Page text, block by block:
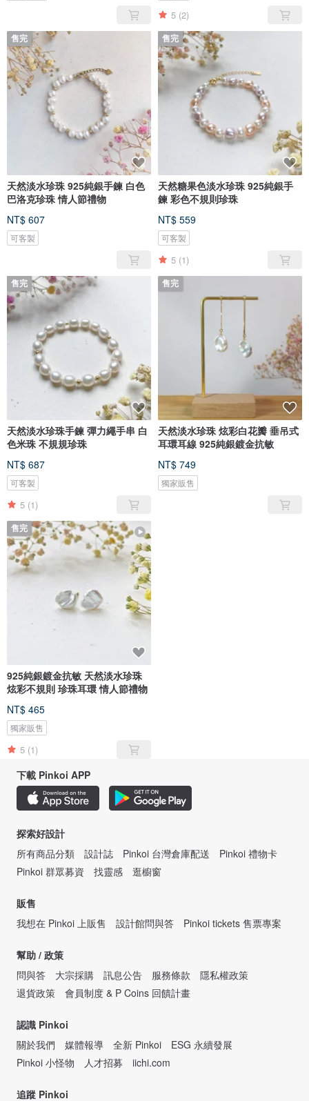
5 (2)
售完
天然淡水珍珠 925純銀手鍊 白色
巴洛克珍珠 情人節禮物
NT$ 607
可客製
售完
天然糖果色淡水珍珠 925純銀手
鍊 彩色不規則珍珠
NT$ 559
可客製
5 (1)
售完
天然淡水珍珠手鍊 彈力繩手串 白
色米珠 不規規珍珠
NT$ 687
可客製
5 (1)
售完
天然淡水珍珠 炫彩白花瓣 垂吊式
耳環耳線 925純銀鍍金抗敏
NT$ 749
獨家販售
售完
925純銀鍍金抗敏 天然淡水珍珠
炫彩不規則 珍珠耳環 情人節禮物
NT$ 465
獨家販售
5 (1)
下載 Pinkoi APP
探索好設計
所有商品分類
設計誌 Pinkoi 台灣倉庫配送
Pinkoi 禮物卡
Pinkoi 群眾募資
找靈感 逛櫥窗
販售
我想在 Pinkoi 上販售
設計館問與答 Pinkoi tickets 售票專案
幫助 / 政策
問與答
大宗採購 訊息公告 服務條款
隱私權政策
退貨政策
會員制度 & P Coins 回饋計畫
認識 Pinkoi
關於我們
媒體報導 全新 Pinkoi
ESG 永續發展
Pinkoi 小怪物
人才招募 iichi.com
追蹤 Pinkoi